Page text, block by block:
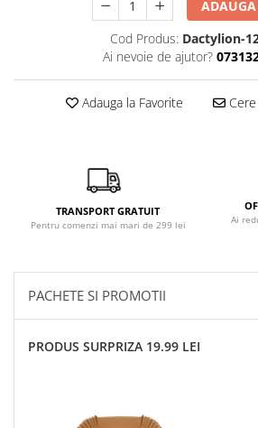
Cod Produs: Dactylion-
Ai nevoie de ajutor?
Adauga la Favorite Cere
TRANSPORT GRATUIT
Pentru comenzi mai mari de 299 lei
Ai
PACHETE SI PROMOTII
PRODUS SURPRIZA 19.99 LEI